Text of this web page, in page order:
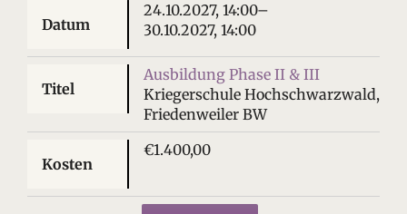
24.10.2027, 14:00–
30.10.2027, 14:00
Ausbildung Phase II & III
Kriegerschule Hochschwarzwald,
Friedenweiler BW
€1.400,00